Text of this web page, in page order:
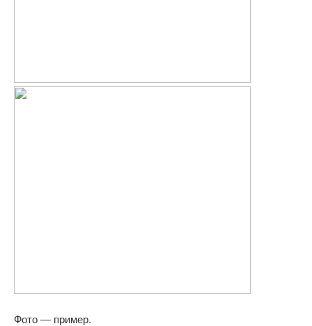
Фото — пример.